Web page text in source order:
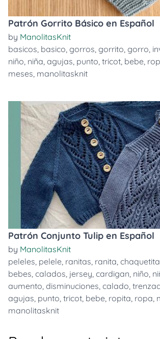
Patrón Gorrito Básico en Español
by ManolitasKnit
basicos, basico, gorros, gorrito, gorro,
niño, niña, agujas, punto, tricot, bebe,
meses, manolitasknit
Patrón Conjunto Tulip en Español
by ManolitasKnit
peleles, pelele, ranitas, ranita, chaquetita
bebes, calados, jersey, cardigan, niño,
aumento, disminuciones, calado,
agujas, punto, tricot, bebe, ropita, ropa,
manolitasknit